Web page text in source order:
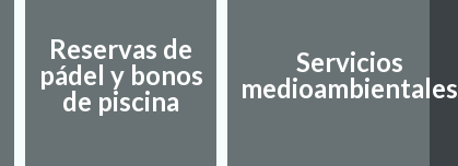
Reservas de
pádel y bonos
de piscina
Servicios
medioambientales